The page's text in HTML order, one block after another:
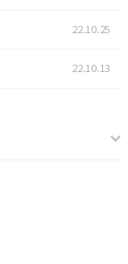
22.10.25
22.10.13